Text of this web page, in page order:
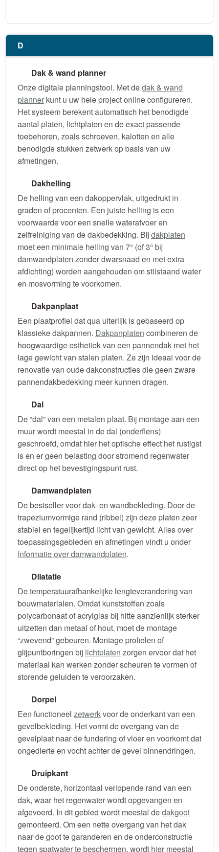
D
Dak & wand planner
Onze digitale planningstool. Met dedak & wand
planner kunt u uw hele project online configureren.
Het systeem berekent automatisch het benodigde
aantal platen, lichtplaten en de exact passende
toebehoren, zoals schroeven, kalotten en alle
benodigde stukken zetwerk op basis van uw
afmetingen.
Dakhelling
De helling van een dakoppervlak, uitgedrukt in
graden of procenten. Een juiste helling is een
voorwaarde voor een snelle waterafvoer en
zelfreiniging van de dakbedekking. Bijdakplaten
moet een minimale helling van 7° (of 3° bij
damwandplaten zonder dwarsnaad en met extra
afdichting) worden aangehouden om stilstaand water
en mosvorming te voorkomen.
Dakpanplaat
Een plaatprofiel dat qua uiterlijk is gebaseerd op
klassieke dakpannen. Dakpanplaten combineren de
hoogwaardige esthetiek van een pannendak met het
lage gewicht van stalen platen. Ze zijn ideaal voor de
renovatie van oude dakconstructies die geen zware
pannendakbedekking meer kunnen dragen.
Dal
De “dal” van een metalen plaat. Bij montage aan een
muur wordt meestal in de dal (onderflens)
geschroefd, omdat hier het optische effect het rustigst
is en er geen belasting door stromend regenwater
direct op het bevestigingspunt rust.
Damwandplaten
De bestseller voor dak- en wandbekleding. Door de
trapeziumvormige rand (ribbel) zijn deze platen zeer
stabiel en tegelijkertijd licht van gewicht. Alles over
toepassingsgebieden en afmetingen vindt u onder
Informatie over damwandplaten.
Dilatatie
De temperatuurafhankelijke lengteverandering van
bouwmaterialen. Omdat kunststoffen zoals
polycarbonaat of acrylglas bij hitte aanzienlijk sterker
uitzetten dan metaal of hout, moet de montage
“zwevend” gebeuren. Montage profielen of
glijpuntboringen bij lichtplaten zorgen ervoor dat het
materiaal kan werken zonder scheuren te vormen of
storende geluiden te veroorzaken.
Dorpel
Een functioneel zetwerkvoor de onderkant van een
gevelbekleding. Het vormt de overgang van de
gevelplaat naar de fundering of vloer en voorkomt dat
ongedierte en vocht achter de gevel binnendringen.
Druipkant
De onderste, horizontaal verlopende rand van een
dak, waar het regenwater wordt opgevangen en
afgevoerd. In dit gebied wordt meestal dedakgoot
gemonteerd. Om een nette overgang van het dak
naar de goot te garanderen en de onderconstructie
tegen spatwater te beschermen, wordt hier meestal